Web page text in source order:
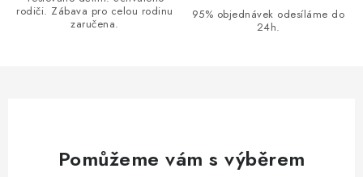
krodiči. Zábava pro celou rodinu
zaručena.
95% objednávek odesíláme do
24h.
Pomůžeme vám s výběrem